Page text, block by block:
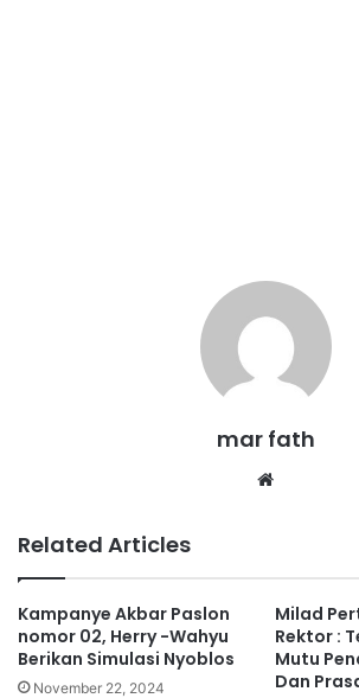
mar fath
Related Articles
Kampanye Akbar Paslon
nomor 02, Herry -Wahyu
Berikan Simulasi Nyoblos
November 22, 2024
Milad
Rektor :
Mutu
Dan